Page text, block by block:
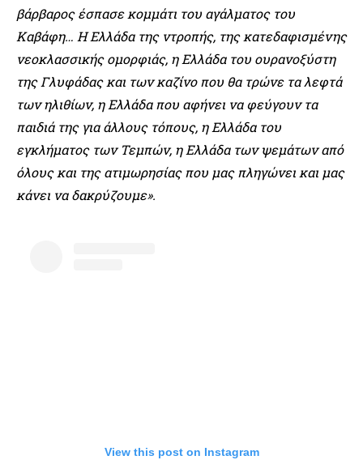
βάρβαρος έσπασε κομμάτι του αγάλματος του
Καβάφη… Η Ελλάδα της ντροπής, της κατεδαφισμένης
νεοκλασσικής ομορφιάς, η Ελλάδα του ουρανοξύστη
της Γλυφάδας και των καζίνο που θα τρώνε τα λεφτά
των ηλιθίων, η Ελλάδα που αφήνει να φεύγουν τα
παιδιά της για άλλους τόπους, η Ελλάδα του
εγκλήματος των Τεμπών, η Ελλάδα των ψεμάτων από
όλους και της ατιμωρησίας που μας πληγώνει και μας
κάνει να δακρύζουμε».
View this post on Instagram